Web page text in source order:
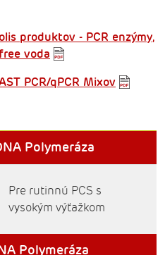
produktov - PCR enzýmy,
voda
PCR/qPCR Mixov
Polymeráza
Pre rutinnú PCS s
vysokým výťažkom
Polymeráza